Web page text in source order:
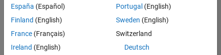
poste
n’ont
pas
été
España (Español)
Finland (English)
France (Français)
Ireland (English)
Portugal (English)
Sweden (English)
Switzerland
Deutsch